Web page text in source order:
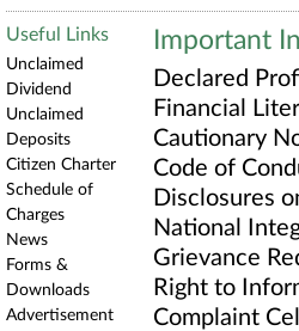
Useful Links
Unclaimed
Dividend
Unclaimed
Deposits
Citizen Charter
Schedule of
Charges
News
Forms &
Downloads
Advertisement
Important
Declared
Financial
Cautionary
Code of
Disclosures
National
Grievance
Right to
Complaint Cell